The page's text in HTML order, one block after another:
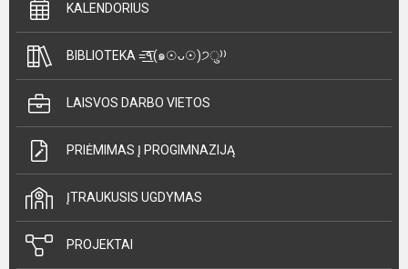
KALENDORIUS
BIBLIOTEKA =͟͟͞͞٩(๑☉ᴗ☉)੭ु⁾⁾
LAISVOS DARBO VIETOS
PRIĖMIMAS Į PROGIMNAZIJĄ
ĮTRAUKUSIS UGDYMAS
PROJEKTAI